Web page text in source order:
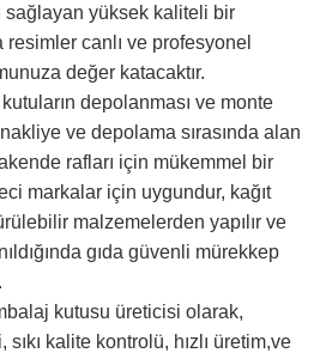
sağlayan yüksek kaliteli bir
canlı ve profesyonel
değer katacaktır.
depolanması ve monte
ve depolama sırasında alan
rafları için mükemmel bir
markalar için uygundur, kağıt
malzemelerden yapılır ve
gıda güvenli mürekkep
kutusu üreticisi olarak,
kalite kontrolü, hızlı üretim,ve